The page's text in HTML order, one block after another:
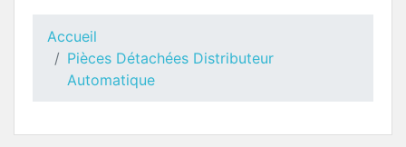
Accueil
Pièces Détachées Distributeur
Automatique